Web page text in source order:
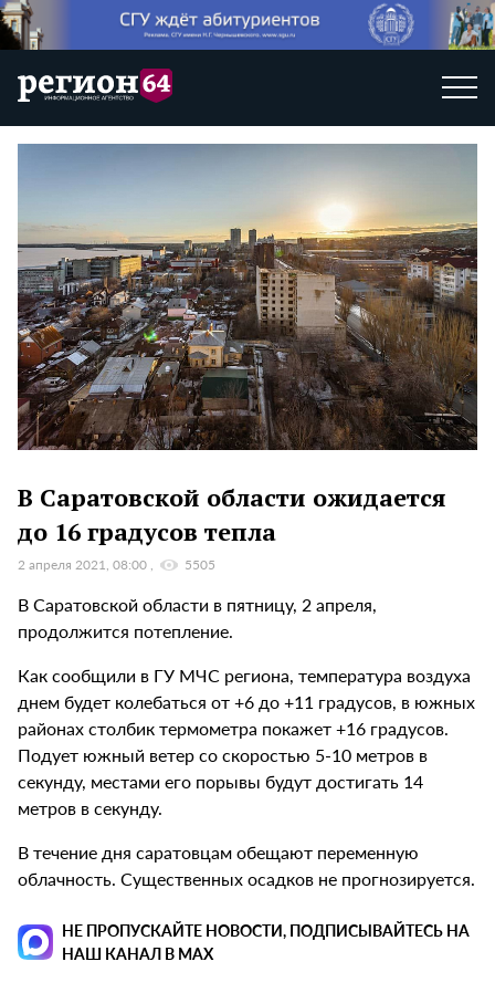
В Саратовской области ожидается
до 16 градусов тепла
2 апреля 2021, 08:00 5505
В Саратовской области в пятницу, 2 апреля,
продолжится потепление.
Как сообщили в ГУ МЧС региона, температура воздуха
днем будет колебаться от +6 до +11 градусов, в южных
районах столбик термометра покажет +16 градусов.
Подует южный ветер со скоростью 5-10 метров в
секунду, местами его порывы будут достигать 14
метров в секунду.
В течение дня саратовцам обещают переменную
облачность. Существенных осадков не прогнозируется.
НЕ ПРОПУСКАЙТЕ НОВОСТИ, ПОДПИСЫВАЙТЕСЬ НА
НАШ КАНАЛ В MAX